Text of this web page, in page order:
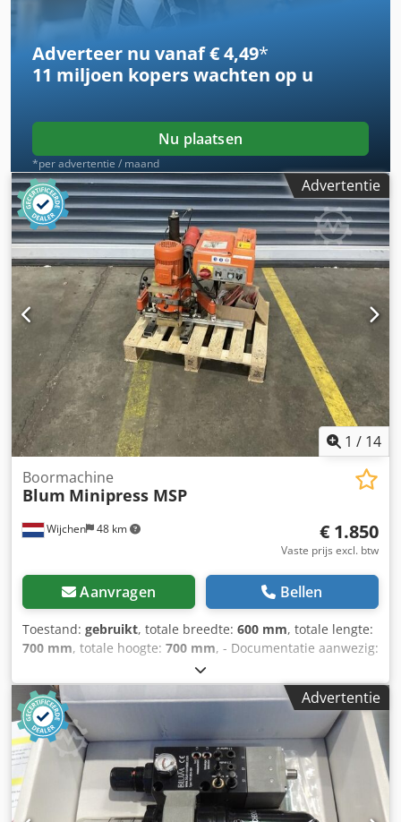
Adverteer nu vanaf € 4,49*
11 miljoen koperswachten op u
Nu plaatsen
*per advertentie / maand
Advertentie
1 / 14
Wijchen 48 km
Boormachine
Blum Minipress MSP
€ 1.850
Vaste prijs excl. btw
Aanvragen Bellen
Toestand: gebruikt, totale breedte: 600 mm, totale lengte:
700 mm, totale hoogte: 700 mm, - Documentatie aanwezig:
Nee - CE certificaat aanwezig: Nee - Vermogen hoofdmotor
[kW]: 0.75 - Boren inbegrepen: Ja - Gereedschapsleutels
inbegrepen: Ja - Voltage [V]: 400 - Vermogen [kW]: 0.8
Codpfew N Nq Asx Ai Derf - Transportafmetingen: 700mm
x 600mm x 700mm (l x b x h) - Transportcolli [st.]: 1
Financiële informatie BTW: De getoonde prijs is exclusief
BTW BTW/marge: BTW verrekenbaar voor ondernemers
Levering en inruil altijd mogelijk van alles in de industriële
sectoren Yorick Diebels
Advertentie